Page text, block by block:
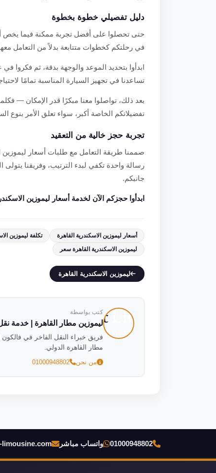
دليل تفصيلي خطوة بخطوة
في رحلتكم كخطوات متتابعة بدلاً من التعامل
ابدأوا بتحديد الموعد والوجهة بدقة، ثم فكروا
تساعدنا في تجهيز السيارة المناسبة تمامًا
بعد ذلك، تواصلوا معنا مبكرًا قدر الإمكان —
تفضيلاتكم الخاصة أكبر، سواء تعلق الأمر بنوع
تجربة حجز خالية من التعقيد
رسالة واحدة تكفي لبدء الترتيب، وفريقنا
جانبكم.
ابدأوا حجزكم الآن لخدمة أسعار ليموزين الاسكندرية القاهرة 2025 — اتصل أو
أسعار ليموزين الاسكندرية القاهرة تكلفة ليموزين
ليموزين الاسكندرية القاهرة سعر
ليموزين الاسكندرية القاهرة
كتب بواسطة
ليموزين مطار القاهرة | خدمة نقل
مطار القاهرة الدولي.
من نحن
01000948802
01000948802 واتساب مباشر